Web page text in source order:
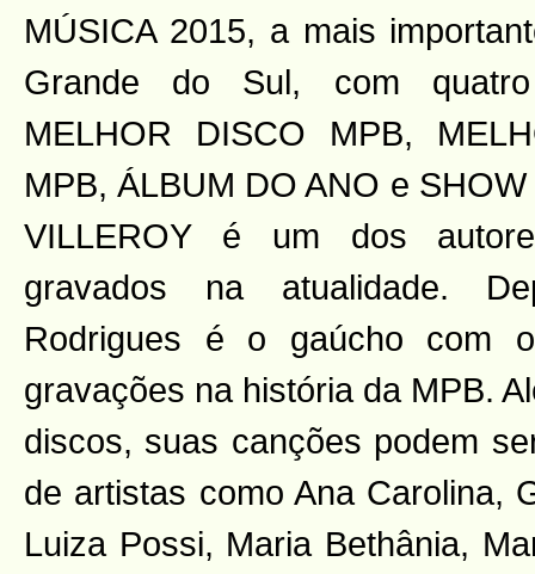
MÚSICA 2015, a mais
Grande do Sul, com
MELHOR DISCO MPB,
MPB, ÁLBUM DO ANO e
VILLEROY é um dos
gravados na atualidade.
Rodrigues é o gaúcho com
gravações na história da MPB.
discos, suas canções podem
de artistas como Ana Carolina,
Luiza Possi, Maria Bethânia,